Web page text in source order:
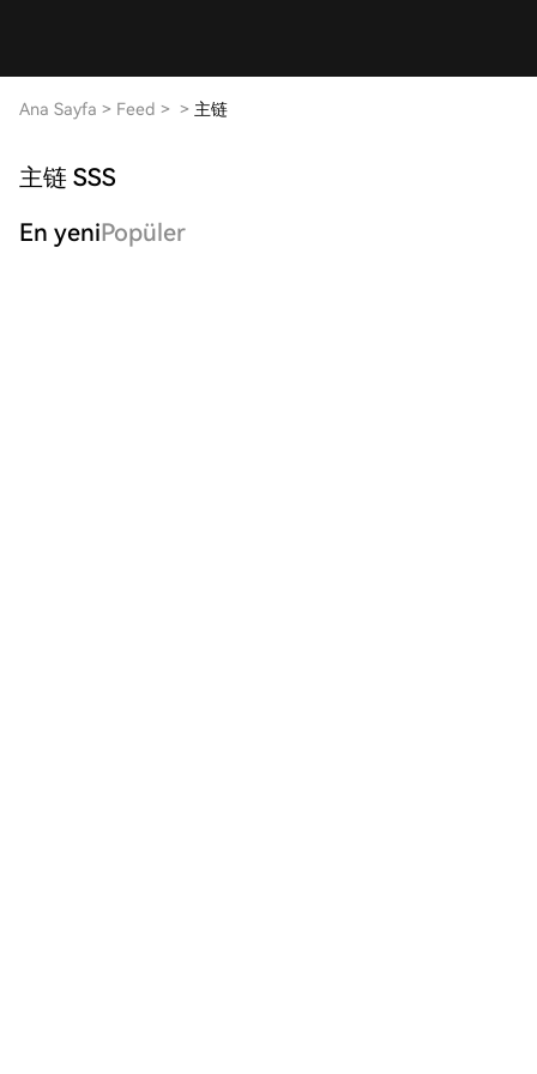
Ana Sayfa > Feed > > 主链
主链 SSS
En yeniPopüler